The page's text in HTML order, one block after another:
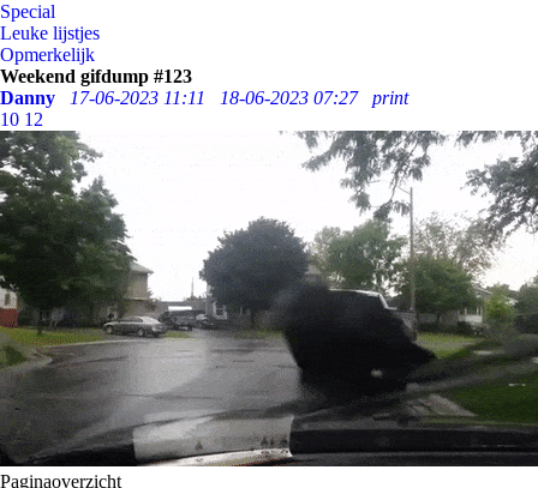
Special
Leuke lijstjes
Opmerkelijk
Weekend gifdump #123
Danny
17-06-2023 11:11 18-06-2023 07:27
print
10 12
Paginaoverzicht